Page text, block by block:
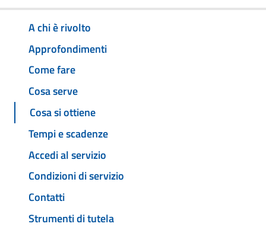
A chi è rivolto
Approfondimenti
Come fare
Cosa serve
Cosa si ottiene
Tempi e scadenze
Accedi al servizio
Condizioni di servizio
Contatti
Strumenti di tutela